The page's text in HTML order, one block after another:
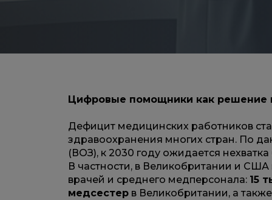
Цифровые помощники как решение
Дефицит медицинских работников
здравоохранения многих стран. По
(ВОЗ), к 2030 году ожидается
В частности, в Великобритании и США
врачей и среднего медперсонала: 15
медсестер в Великобритании, а также